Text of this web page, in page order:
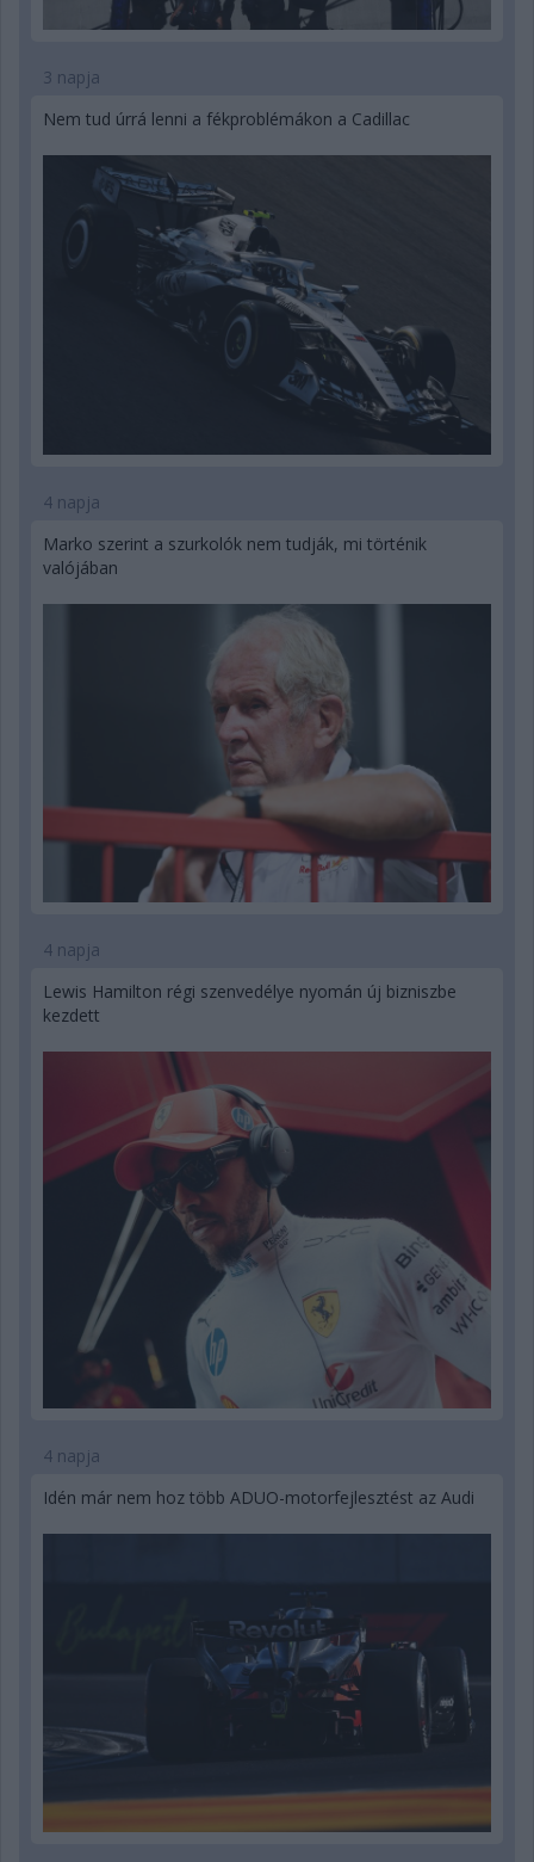
3 napja
Nem tud úrrá lenni a fékproblémákon a Cadillac
4 napja
Marko szerint a szurkolók nem tudják, mi történik
valójában
4 napja
Lewis Hamilton régi szenvedélye nyomán új bizniszbe
kezdett
4 napja
Idén már nem hoz több ADUO-motorfejlesztést az Audi